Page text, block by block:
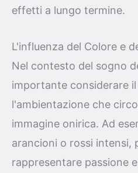
effetti a lungo termine.
L'influenza del Colore e
Nel contesto del sogno
importante considerare
l'ambientazione che
immagine onirica. Ad
arancioni o rossi intensi,
rappresentare passione